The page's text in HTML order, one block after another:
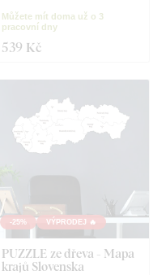
Můžete mít doma už o 3
pracovní dny
539 Kč
-25% VÝPRODEJ 🔥
PUZZLE ze dřeva - Mapa
krajů Slovenska